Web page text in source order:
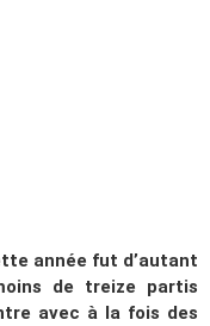
année fut d’autant
de treize partis
avec à la fois des